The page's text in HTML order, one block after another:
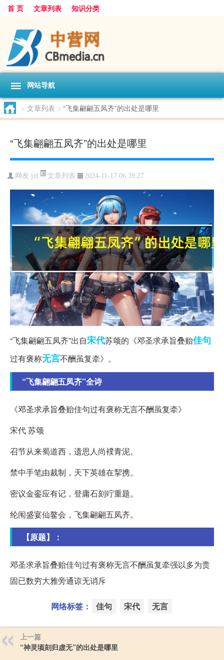
首 页 文章列表 知识分类
网站导航
> 文章列表 > “飞集翩翩五凤齐”的出处是哪里
“飞集翩翩五凤齐”的出处是哪里
网友:jzf 文章列表 2024-11-17 06:39:27
“飞集翩翩五凤齐”出自宋代苏颂的《邓圣求承旨叠贻佳句
过有褒称无言不酬虽复牵》。
“飞集翩翩五凤齐”全诗
《邓圣求承旨叠贻佳句过有褒称无言不酬虽复牵》
宋代 苏颂
召节从来蜀道西，遗思人尚襆青泥。
禁中手笔由裁制，天下英雄在挈携。
密议金銮应有记，登庸石刻竚重题。
纶闱盛宴仙鳌会，飞集翩翩五凤齐。
【原题】：
邓圣求承旨叠贻佳句过有褒称无言不酬虽复牵强以多为贵
固已数穷大雅旁通谅无诮斥
网络标签： 佳句 宋代 无言
上一篇
“神灵顷刻归虚无”的出处是哪里